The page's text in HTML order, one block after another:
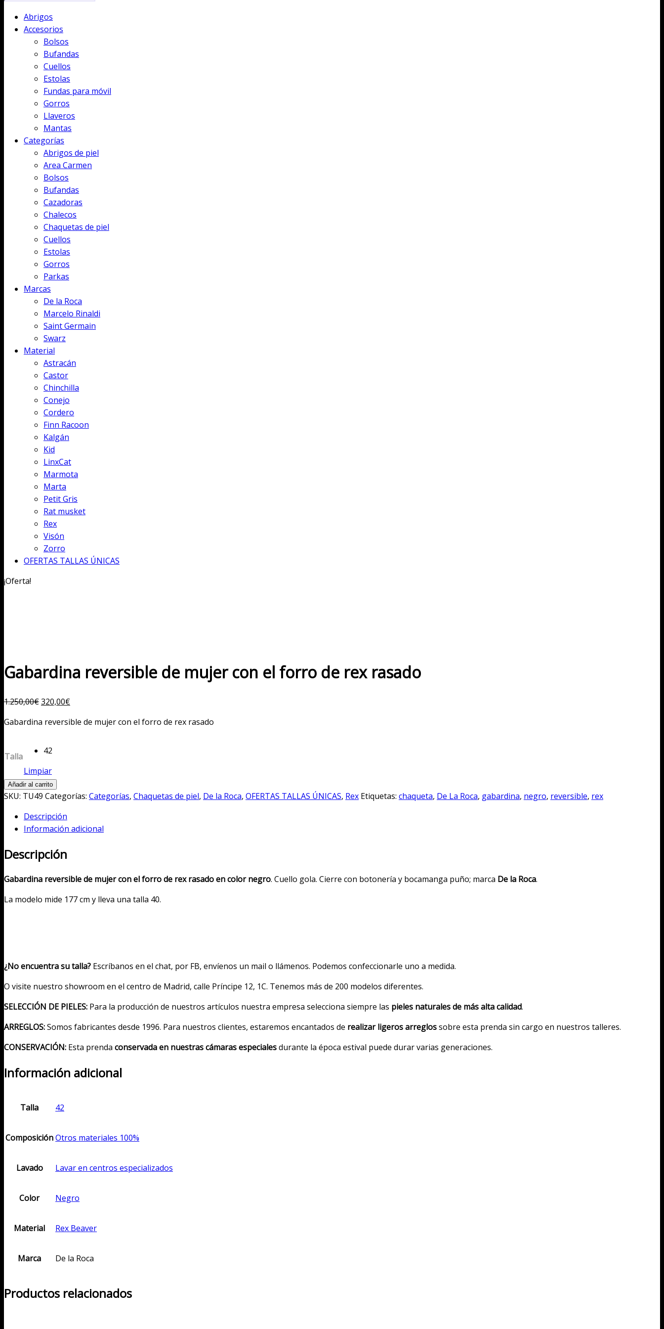
Abrigos
Accesorios
Bolsos
Bufandas
Cuellos
Estolas
Fundas para móvil
Gorros
Llaveros
Mantas
Categorías
Abrigos de piel
Area Carmen
Bolsos
Bufandas
Cazadoras
Chalecos
Chaquetas de piel
Cuellos
Estolas
Gorros
Parkas
Marcas
De la Roca
Marcelo Rinaldi
Saint Germain
Swarz
Material
Astracán
Castor
Chinchilla
Conejo
Cordero
Finn Racoon
Kalgán
Kid
LinxCat
Marmota
Marta
Petit Gris
Rat musket
Rex
Visón
Zorro
OFERTAS TALLAS ÚNICAS
¡Oferta!
Gabardina reversible de mujer con el forro de rex rasado
1.250,00€El
original
1.250,00€.
320,00€El
actual
Gabardina reversible de mujer con el forro de rex rasado
Talla
42
Limpiar
Gabardina
reversible
mujer
con
forro
rex
rasado
Añadir al carrito
SKU: TU49 Categorías: Categorías, Chaquetas de piel, De la Roca, OFERTAS TALLAS ÚNICAS, Rex Etiquetas: chaqueta, De La Roca, gabardina, negro, reversible, rex
Descripción
Información adicional
Descripción
Gabardina reversible de mujer con el forro de rex rasado en color negro. Cuello gola. Cierre con botonería y bocamanga puño; marca De la Roca.
La modelo mide 177 cm y lleva una talla 40.
¿No encuentra su talla? Escríbanos en el chat, por FB, envíenos un mail o llámenos. Podemos confeccionarle uno a medida.
O visite nuestro showroom en el centro de Madrid, calle Príncipe 12, 1C. Tenemos más de 200 modelos diferentes.
SELECCIÓN DE PIELES: Para la producción de nuestros artículos nuestra empresa selecciona siempre las pieles naturales de más alta calidad.
ARREGLOS:Somos fabricantes desde 1996. Para nuestros clientes, estaremos encantados de realizar ligeros arreglossobre esta prenda sin cargo en nuestros talleres.
CONSERVACIÓN: Esta prenda conservada en nuestras cámaras especialesdurante la época estival puede durar varias generaciones.
Información adicional
Talla 42
ComposiciónOtros materiales 100%
Lavado Lavar en centros especializados
Color Negro
Material Rex Beaver
Marca De la Roca
Productos relacionados